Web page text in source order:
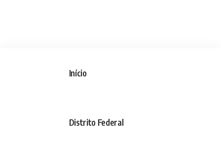
Início
Distrito Federal